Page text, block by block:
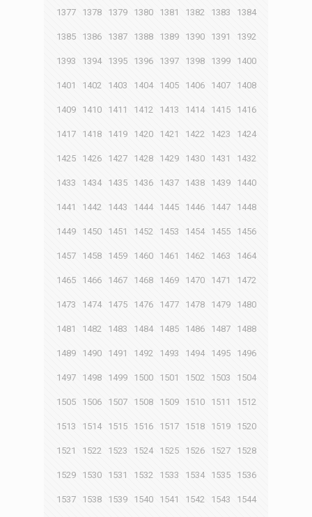
1377 1378 1379 1380 1381 1382 1383 1384
1385 1386 1387 1388 1389 1390 1391 1392
1393 1394 1395 1396 1397 1398 1399 1400
1401 1402 1403 1404 1405 1406 1407 1408
1409 1410 1411 1412 1413 1414 1415 1416
1417 1418 1419 1420 1421 1422 1423 1424
1425 1426 1427 1428 1429 1430 1431 1432
1433 1434 1435 1436 1437 1438 1439 1440
1441 1442 1443 1444 1445 1446 1447 1448
1449 1450 1451 1452 1453 1454 1455 1456
1457 1458 1459 1460 1461 1462 1463 1464
1465 1466 1467 1468 1469 1470 1471 1472
1473 1474 1475 1476 1477 1478 1479 1480
1481 1482 1483 1484 1485 1486 1487 1488
1489 1490 1491 1492 1493 1494 1495 1496
1497 1498 1499 1500 1501 1502 1503 1504
1505 1506 1507 1508 1509 1510 1511 1512
1513 1514 1515 1516 1517 1518 1519 1520
1521 1522 1523 1524 1525 1526 1527 1528
1529 1530 1531 1532 1533 1534 1535 1536
1537 1538 1539 1540 1541 1542 1543 1544